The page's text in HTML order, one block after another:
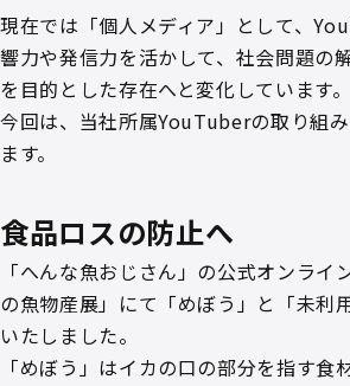
現在では「個人メディア」として、
響力や発信力を活かして、社会問題の
を目的とした存在へと変化しています。
今回は、当社所属YouTuberの取り組
ます。
食品ロスの防止へ
「へんな魚おじさん」の公式オンライ
の魚物産展」にて「めぼう」と「未利
いたしました。
「めぼう」はイカの口の部分を指す食